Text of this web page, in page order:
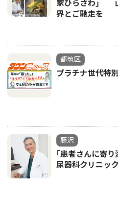
家ひらさわ｣ 山
界とご馳走を
都筑区
プラチナ世代特
藤沢
｢患者さんに寄
尿器科クリニッ